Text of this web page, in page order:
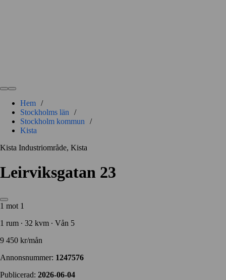
Hem /
Stockholms län
/
Stockholm kommun
/
Kista
Kista Industriområde, Kista
Leirviksgatan 23
1 mot 1
1 rum ∙ 32 kvm ∙ Vån 5
9 450 kr/mån
Annonsnummer: 1247576
Publicerad: 2026-06-04